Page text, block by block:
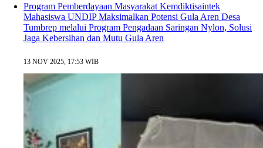
Program Pemberdayaan Masyarakat Kemdiktisaintek
Mahasiswa UNDIP Maksimalkan Potensi Gula Aren Desa
Tumbrep melalui Program Pengadaan Saringan Nylon, Solusi
Jaga Kebersihan dan Mutu Gula Aren
13 NOV 2025, 17:53 WIB